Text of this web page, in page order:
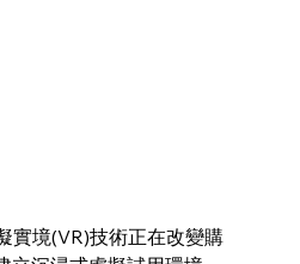
實境(VR)技術正在改變購